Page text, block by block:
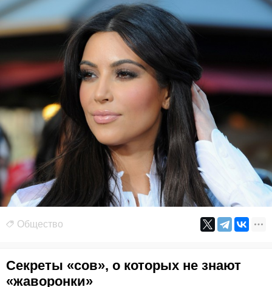
Общество
Секреты «сов», о которых не знают
«жаворонки»